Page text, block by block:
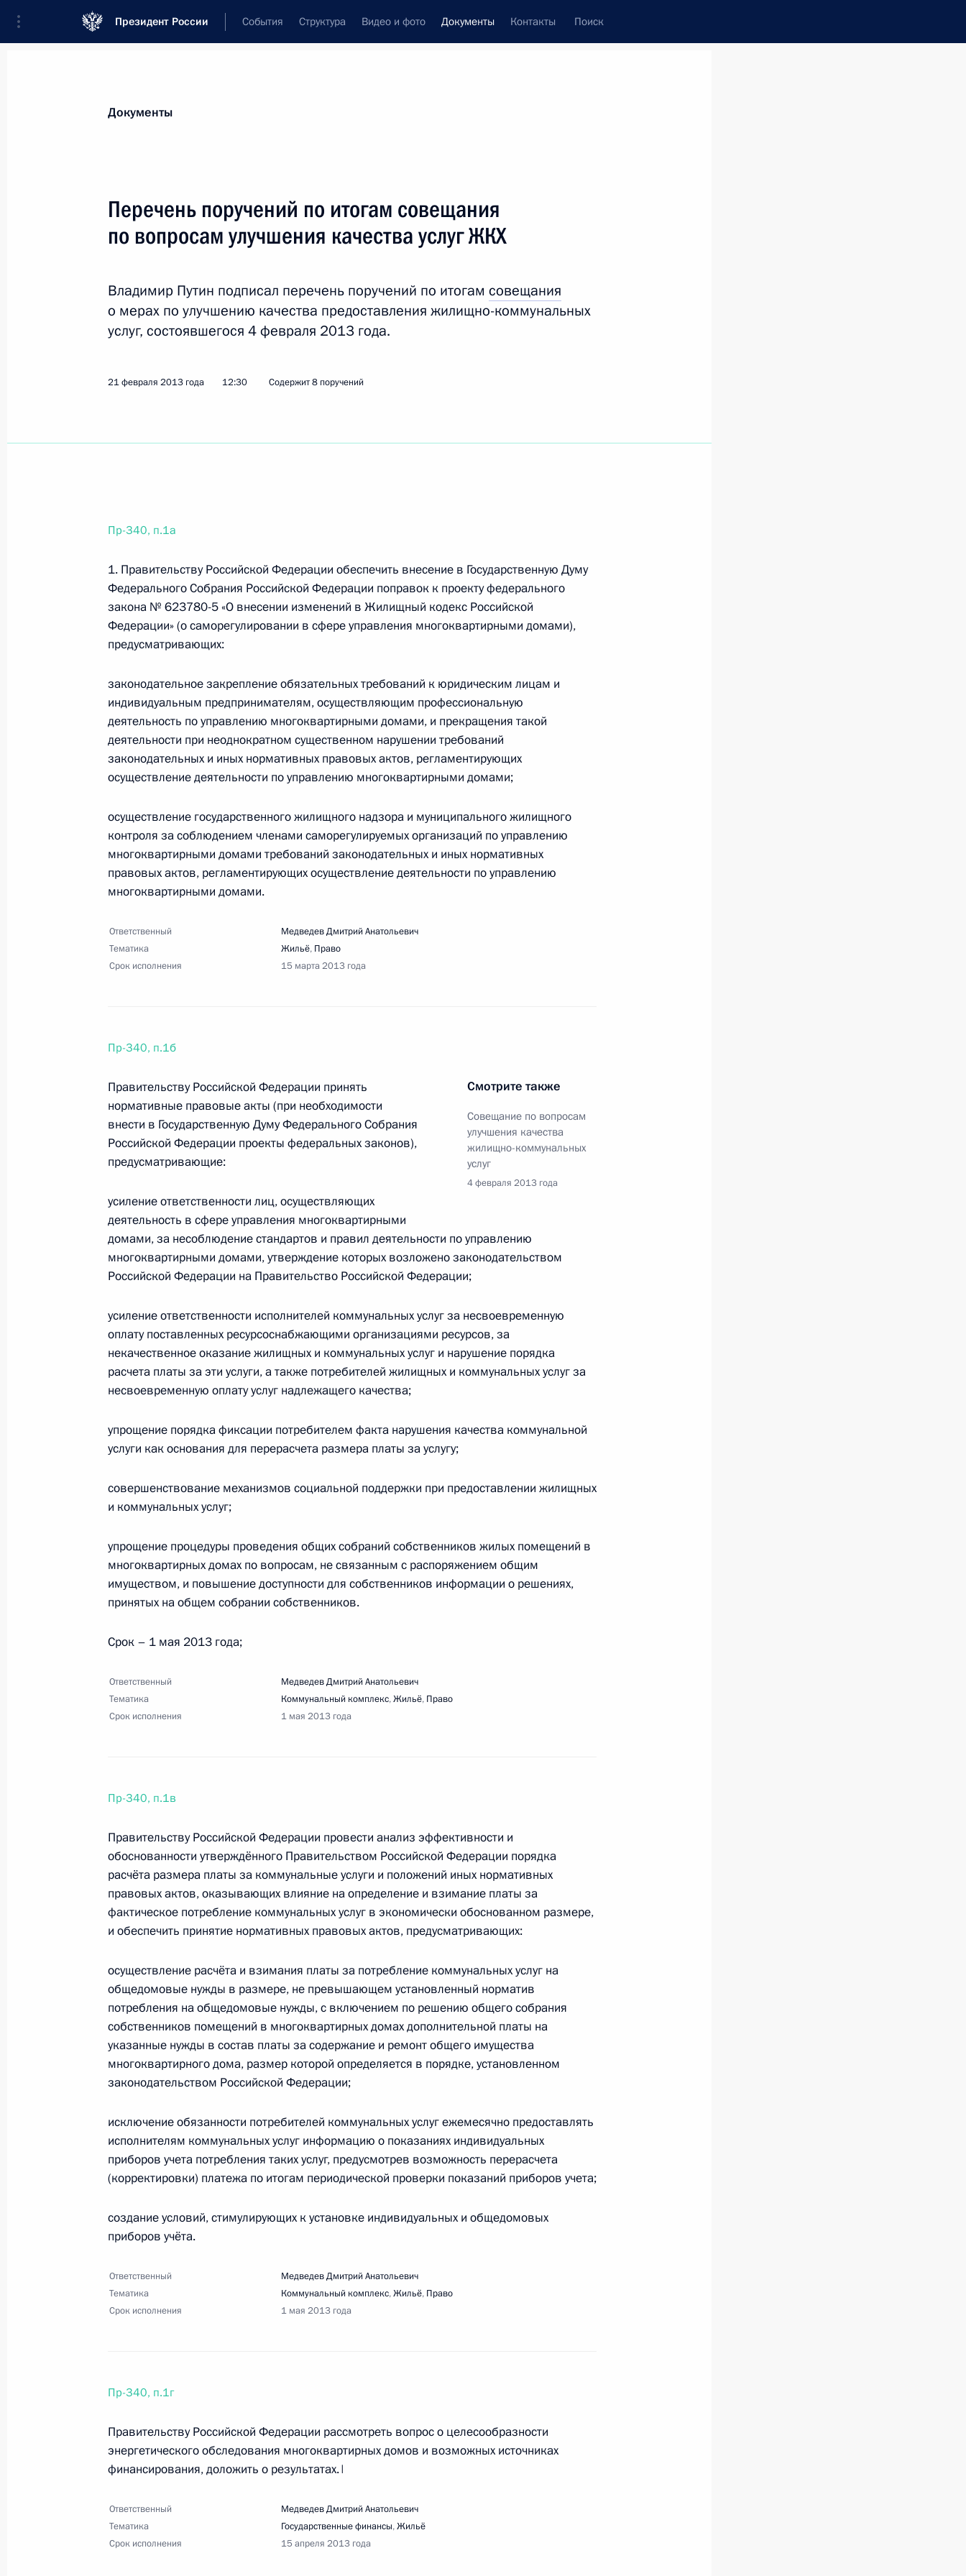
Президент России События Структура Видео и фото Документы Контакты Поиск
Все поручения
Все поручения
Показать следующие материалы
17 мая 2013 года, пятница
Перечень поручений по итогам заседания Совета по науке и образованию
8 мая 2013 года, среда
Перечень поручений по итогам совещания о перспективах развития космической
отрасли в России
7 мая 2013 года, вторник
Перечень поручений по итогам заседания президиума Государственного совета
7 мая 2013 года, 12:50 28 поручений
30 апреля 2013 года, 10:00
26 апреля 2013 года, пятница
Перечень поручений по итогам совещания по вопросам переселения граждан
из аварийного жилья
18 апреля 2013 года, четверг
Перечень поручений по итогам первой конференции Общероссийского народного
21 поручение
4 апреля 2013 года, четверг
Перечень поручений по итогам заседания Совета по развитию физической
культуры и спорта
и специалистами в области физической культуры и спорта
4 апреля 2013 года, 19:00 10 поручений
17 марта 2013 года, воскресенье
Перечень поручений по итогам заседания Совета по межнациональным
отношениям
17 марта 2013 года, 18:00 12 поручений
нацпроектов и демографической политике
17 марта 2013 года, 17:00 13 поручений
21 февраля 2013 года, четверг
Перечень поручений по итогам совещания по вопросам улучшения качества услуг
21 февраля 2013 года, 12:30 8 поручений
19 февраля 2013 года, вторник
Перечень поручений по итогам заседания Совета по развитию местного
самоуправления
18 февраля 2013 года, понедельник
по реализации Национальной стратегии действий в интересах детей
13 февраля 2013 года, среда
13 февраля 2013 года, 11:00
31 января 2013 года, четверг
31 января 2013 года, 11:00 21 поручение
Документы
Перечень поручений по итогам совещания
по вопросам улучшения качества услуг ЖКХ
Владимир Путин подписал перечень поручений по итогам совещания
о мерах по улучшению качества предоставления жилищно-коммунальных
услуг, состоявшегося 4 февраля 2013 года.
21 февраля 2013 года 12:30 Содержит 8 поручений
Пр-340, п.1а
1. Правительству Российской Федерации обеспечить внесение в Государственную Думу
Федерального Собрания Российской Федерации поправок к проекту федерального
закона № 623780-5 «О внесении изменений в Жилищный кодекс Российской
Федерации» (о саморегулировании в сфере управления многоквартирными домами),
предусматривающих:
законодательное закрепление обязательных требований к юридическим лицам и
индивидуальным предпринимателям, осуществляющим профессиональную
деятельность по управлению многоквартирными домами, и прекращения такой
деятельности при неоднократном существенном нарушении требований
законодательных и иных нормативных правовых актов, регламентирующих
осуществление деятельности по управлению многоквартирными домами;
осуществление государственного жилищного надзора и муниципального жилищного
контроля за соблюдением членами саморегулируемых организаций по управлению
многоквартирными домами требований законодательных и иных нормативных
правовых актов, регламентирующих осуществление деятельности по управлению
многоквартирными домами.
Ответственный
Медведев Дмитрий Анатольевич
Тематика
Жильё, Право
Срок исполнения
15 марта 2013 года
Пр-340, п.1б
Смотрите также
Совещание по вопросам
улучшения качества
жилищно-коммунальных
услуг
4 февраля 2013 года
Правительству Российской Федерации принять
нормативные правовые акты (при необходимости
внести в Государственную Думу Федерального Собрания
Российской Федерации проекты федеральных законов),
предусматривающие:
усиление ответственности лиц, осуществляющих
деятельность в сфере управления многоквартирными
домами, за несоблюдение стандартов и правил деятельности по управлению
многоквартирными домами, утверждение которых возложено законодательством
Российской Федерации на Правительство Российской Федерации;
усиление ответственности исполнителей коммунальных услуг за несвоевременную
оплату поставленных ресурсоснабжающими организациями ресурсов, за
некачественное оказание жилищных и коммунальных услуг и нарушение порядка
расчета платы за эти услуги, а также потребителей жилищных и коммунальных услуг за
несвоевременную оплату услуг надлежащего качества;
упрощение порядка фиксации потребителем факта нарушения качества коммунальной
услуги как основания для перерасчета размера платы за услугу;
совершенствование механизмов социальной поддержки при предоставлении жилищных
и коммунальных услуг;
упрощение процедуры проведения общих собраний собственников жилых помещений в
многоквартирных домах по вопросам, не связанным с распоряжением общим
имуществом, и повышение доступности для собственников информации о решениях,
принятых на общем собрании собственников.
Срок – 1 мая 2013 года;
Ответственный
Медведев Дмитрий Анатольевич
Тематика
Коммунальный комплекс,Жильё, Право
Срок исполнения
1 мая 2013 года
Пр-340, п.1в
Правительству Российской Федерации провести анализ эффективности и
обоснованности утверждённого Правительством Российской Федерации порядка
расчёта размера платы за коммунальные услуги и положений иных нормативных
правовых актов, оказывающих влияние на определение и взимание платы за
фактическое потребление коммунальных услуг в экономически обоснованном размере,
и обеспечить принятие нормативных правовых актов, предусматривающих:
осуществление расчёта и взимания платы за потребление коммунальных услуг на
общедомовые нужды в размере, не превышающем установленный норматив
потребления на общедомовые нужды, с включением по решению общего собрания
собственников помещений в многоквартирных домах дополнительной платы на
указанные нужды в состав платы за содержание и ремонт общего имущества
многоквартирного дома, размер которой определяется в порядке, установленном
законодательством Российской Федерации;
исключение обязанности потребителей коммунальных услуг ежемесячно предоставлять
исполнителям коммунальных услуг информацию о показаниях индивидуальных
приборов учета потребления таких услуг, предусмотрев возможность перерасчета
(корректировки) платежа по итогам периодической проверки показаний приборов учета;
создание условий, стимулирующих к установке индивидуальных и общедомовых
приборов учёта.
Ответственный
Медведев Дмитрий Анатольевич
Тематика
Коммунальный комплекс,Жильё, Право
Срок исполнения
1 мая 2013 года
Пр-340, п.1г
Правительству Российской Федерации рассмотреть вопрос о целесообразности
энергетического обследования многоквартирных домов и возможных источниках
финансирования, доложить о результатах.|
Ответственный
Медведев Дмитрий Анатольевич
Тематика
Государственные финансы,Жильё
Срок исполнения
15 апреля 2013 года